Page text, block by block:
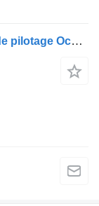
Crémaillère de direction MAN Maison de pilotage Occ 8098955105 pour camion